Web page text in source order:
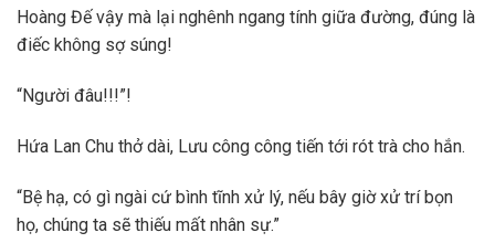
Hoàng Đế vậy mà lại nghênh ngang tính giữa đường, đúng là
điếc không sợ súng!
“Người đâu!!!”!
Hứa Lan Chu thở dài, Lưu công công tiến tới rót trà cho hắn.
“Bệ hạ, có gì ngài cứ bình tĩnh xử lý, nếu bây giờ xử trí bọn
họ, chúng ta sẽ thiếu mất nhân sự.”